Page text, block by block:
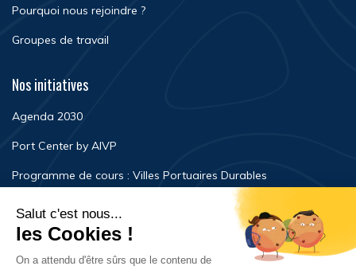
Pourquoi nous rejoindre ?
Groupes de travail
Nos initiatives
Agenda 2030
Port Center by AIVP
Programme de cours : Villes Portuaires Durables
Newsroom
Événements